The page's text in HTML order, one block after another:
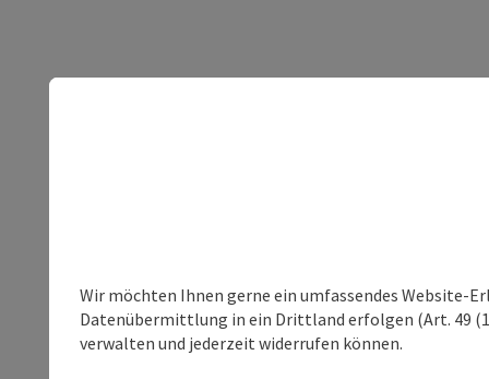
Wir möchten Ihnen gerne ein umfassendes Website-
Datenübermittlung in ein Drittland erfolgen (Art. 49
verwalten und jederzeit widerrufen können.